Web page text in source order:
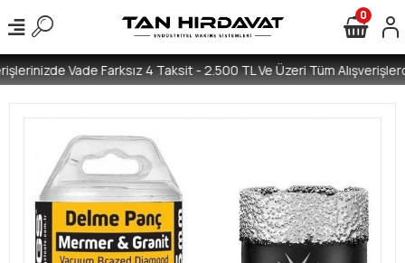
Vade Farksız 4 Taksit - 2.500 TL Ve Üzeri Tüm
0